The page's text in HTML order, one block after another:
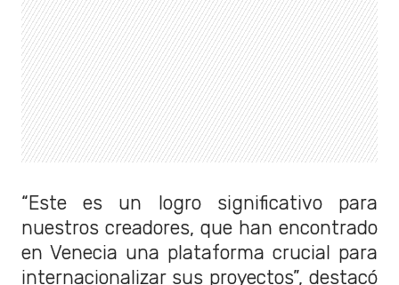
“Este es un logro significativo para
nuestros creadores, que han encontrado
en Venecia una plataforma crucial para
internacionalizar sus proyectos”, destacó